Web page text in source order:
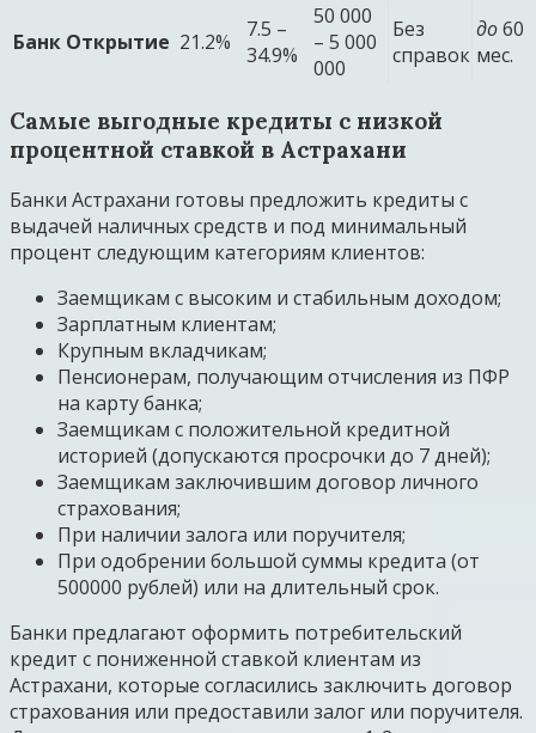
Банк Открытие 21.2%
7.5 –
34.9%
50 000
– 5 000
000
Без
справок
до60
мес.
Самые выгодные кредиты с низкой
процентной ставкой в Астрахани
Банки Астрахани готовы предложить кредиты с
выдачей наличных средств и под минимальный
процент следующим категориям клиентов:
Заемщикам с высоким и стабильным доходом;
Зарплатным клиентам;
Крупным вкладчикам;
Пенсионерам, получающим отчисления из ПФР
на карту банка;
Заемщикам с положительной кредитной
историей (допускаются просрочки до 7 дней);
Заемщикам заключившим договор личного
страхования;
При наличии залога или поручителя;
При одобрении большой суммы кредита (от
500000 рублей) или на длительный срок.
Банки предлагают оформить потребительский
кредит с пониженной ставкой клиентам из
Астрахани, которые согласились заключить договор
страхования или предоставили залог или поручителя.